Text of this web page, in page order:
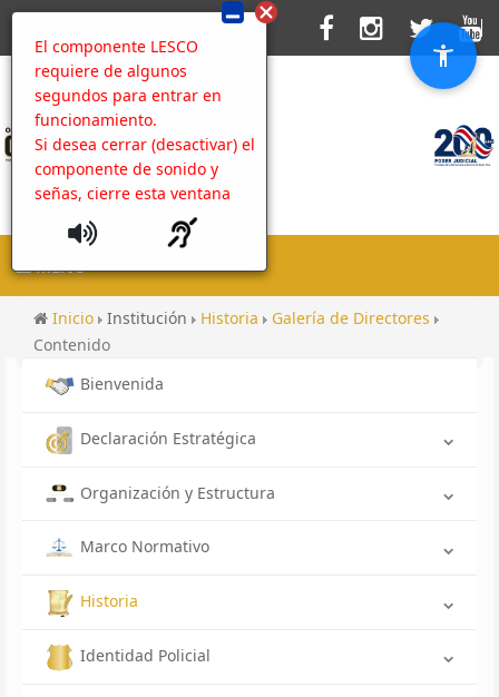
El componente LESCO
requiere de algunos
segundos para entrar en
funcionamiento.
Si desea cerrar (desactivar) el
componente de sonido y
señas, cierre esta ventana
MENU
Inicio Institución Historia
Galería de Directores
Contenido
Bienvenida
Declaración Estratégica
Organización y Estructura
Marco Normativo
Historia
Identidad Policial